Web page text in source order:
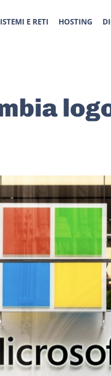
E RETI HOSTING